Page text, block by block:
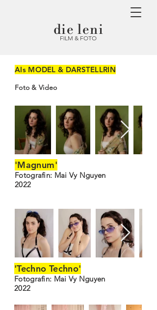
FILM & FOTO
die leni
Als MODEL & DARSTELLRIN
Foto & Video
'Magnum'
Fotografin: Mai Vy Nguyen
2022
'Techno Techno'
Fotografin: Mai Vy Nguyen
2022